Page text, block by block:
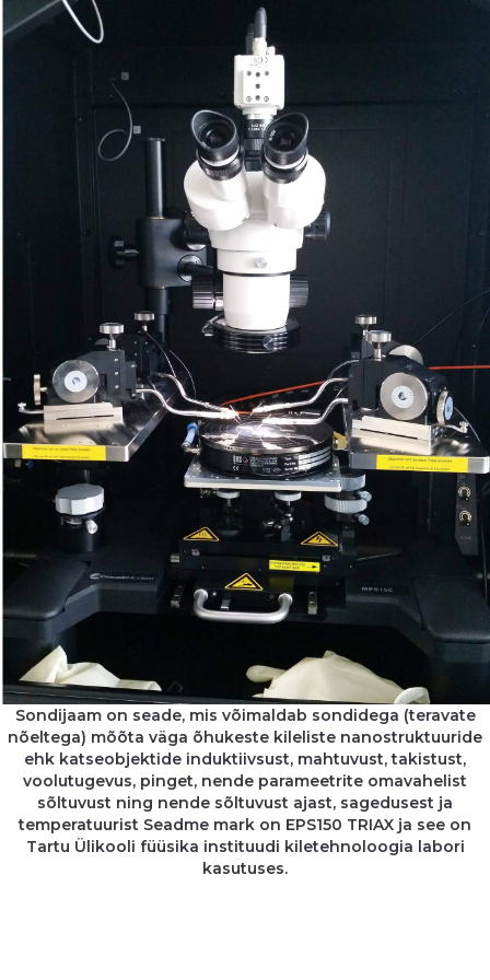
Sondijaam on seade, mis võimaldab sondidega (teravate
nõeltega) mõõta väga õhukeste kileliste nanostruktuuride
ehk katseobjektide induktiivsust, mahtuvust, takistust,
voolutugevus, pinget, nende parameetrite omavahelist
sõltuvust ning nende sõltuvust ajast, sagedusest ja
temperatuurist Seadme mark on EPS150 TRIAX ja see on
Tartu Ülikooli füüsika instituudi kiletehnoloogia labori
kasutuses.